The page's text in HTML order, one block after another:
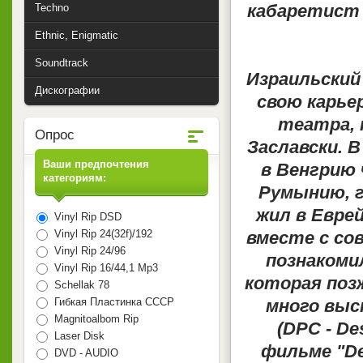
кабаретист
свою
театра,
Заславски.
в Венгрию
Румынию,
жил в
вместе с
которая
много
(DPC -
фильме
Techno
Ethnic, Enigmatic
Soundtrack
Дискографии
Опрос
Ваши предпочтения
категориям:
Vinyl Rip DSD
Vinyl Rip 24(32f)/192
Vinyl Rip 24/96
Vinyl Rip 16/44,1 Mp3
Schellak 78
Гибкая Пластинка СССР
Magnitoalbom Rip
Laser Disk
DVD - AUDIO